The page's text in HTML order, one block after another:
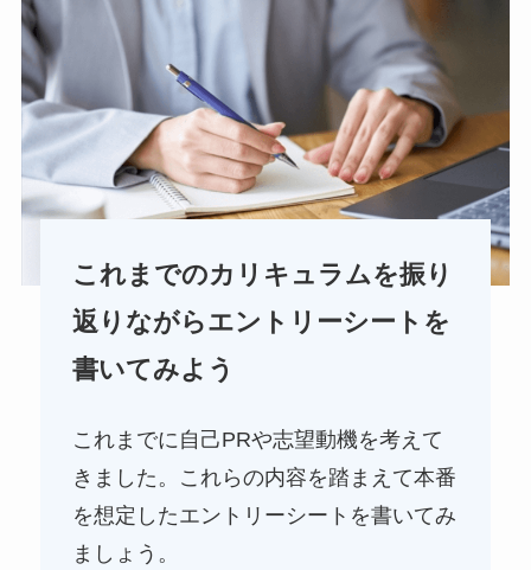
これまでのカリキュラムを振り
返りながらエントリーシートを
書いてみよう
これまでに自己PRや志望動機を考えて
きました。これらの内容を踏まえて本番
を想定したエントリーシートを書いてみ
ましょう。